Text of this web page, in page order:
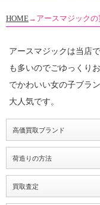
HOME→アースマジックの
アースマジックは当店
も多いのでごゆっくり
でかわいい女の子ブラ
大人気です。
高価買取ブランド
荷造りの方法
買取査定